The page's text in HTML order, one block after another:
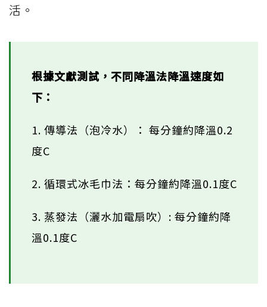
活。
根據文獻測試，不同降溫法降溫速度如
下：
1. 傳導法（泡冷水）： 每分鐘約降溫0.2
度C
2. 循環式冰毛巾法：每分鐘約降溫0.1度C
3. 蒸發法（灑水加電扇吹）: 每分鐘約降
溫0.1度C